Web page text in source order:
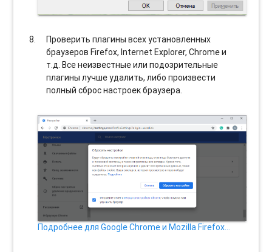
Проверить плагины всех установленных
браузеров Firefox, Internet Explorer, Chrome и
т.д. Все неизвестные или подозрительные
плагины лучше удалить, либо произвести
полный сброс настроек браузера.
Подробнее для Google Chrome и Mozilla Firefox…